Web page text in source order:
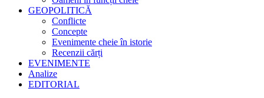
GEOPOLITICĂ
Conflicte
Concepte
Evenimente cheie în istorie
Recenzii cărți
EVENIMENTE
Analize
EDITORIAL